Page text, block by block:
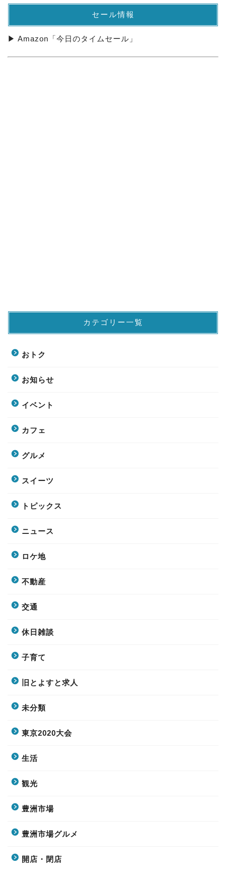
セール情報
▶ Amazon「今日のタイムセール」
カテゴリー一覧
おトク
お知らせ
イベント
カフェ
グルメ
スイーツ
トピックス
ニュース
ロケ地
不動産
交通
休日雑談
子育て
旧とよすと求人
未分類
東京2020大会
生活
観光
豊洲市場
豊洲市場グルメ
開店・閉店